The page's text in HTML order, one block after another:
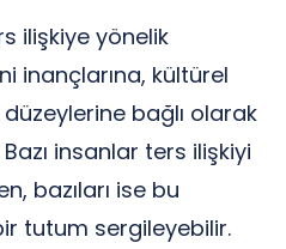
ilişkiye yönelik
inançlarına, kültürel
bağlı olarak
insanlar ters ilişkiyi
bazıları ise bu
tutum sergileyebilir.